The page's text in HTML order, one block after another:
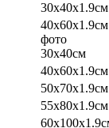
30х40х1.9см
40х60х1.9см
фото
30х40см
40х60х1.9см
50х70х1.9см
55х80х1.9см